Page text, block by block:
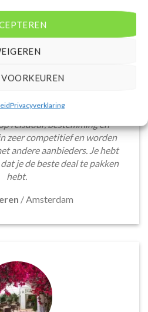
Privacyverklaring
aanbod van lastminute
Met handige filters kun je
reisduur, bestemming en
zeer competitief en worden
andere aanbieders. Je hebt
je de beste deal te pakken
hebt.
/ Amsterdam